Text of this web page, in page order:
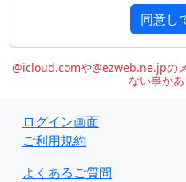
同意し
@icloud.comや@ezweb.ne.jpの
ない事があ
ログイン画面
ご利用規約
よくあるご質問